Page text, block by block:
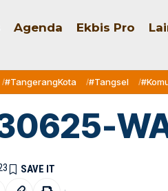
Agenda Ekbis Pro
#TangerangKota #Tangsel